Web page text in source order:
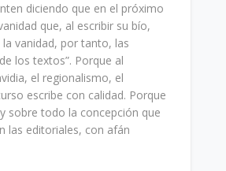
diciendo que en el próximo
que, al escribir su bío,
vanidad, por tanto, las
los textos”. Porque al
el regionalismo, el
escribe con calidad. Porque
sobre todo la concepción que
las editoriales, con afán